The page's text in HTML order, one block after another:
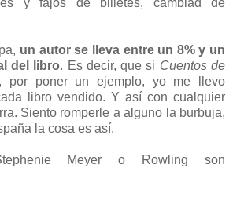
y fajos de billetes, cambiad de
un autor se lleva entre un 8% y un
del libro. Es decir, que si Cuentos de
por poner un ejemplo, yo me llevo
libro vendido. Y así con cualquier
Siento romperle a alguno la burbuja,
la cosa es así.
Meyer o Rowling son